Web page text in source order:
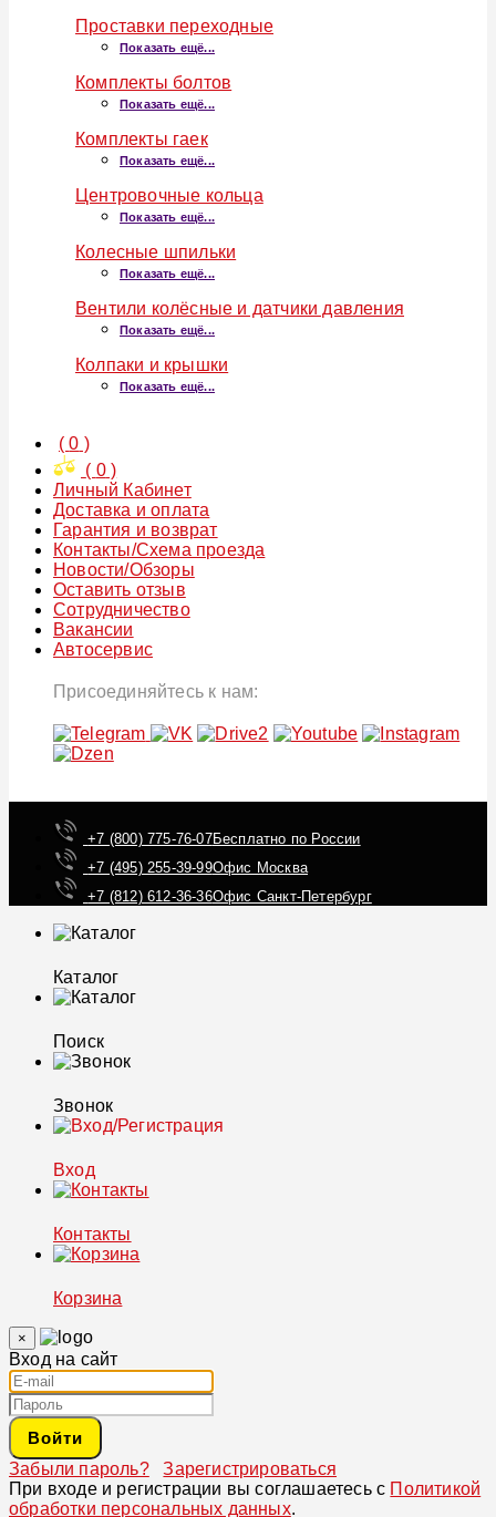
Проставки переходные
Показать ещё...
Комплекты болтов
Показать ещё...
Комплекты гаек
Показать ещё...
Центровочные кольца
Показать ещё...
Колесные шпильки
Показать ещё...
Вентили колёсные и датчики давления
Показать ещё...
Колпаки и крышки
Показать ещё...
(0 )
( 0)
Личный Кабинет
Доставка и оплата
Гарантия и возврат
Контакты/Схема проезда
Новости/Обзоры
Оставить отзыв
Сотрудничество
Вакансии
Автосервис
Присоединяйтесь к нам:
+7 (800) 775-76-07Бесплатно по России
+7 (495) 255-39-99Офис Москва
+7 (812) 612-36-36Офис Санкт-Петербург
Каталог
Поиск
Звонок
Вход
Контакты
Корзина
×
Вход на сайт
Войти
Забыли пароль?
Зарегистрироваться
При входе и регистрации вы соглашаетесь с Политикой
обработки персональных данных.